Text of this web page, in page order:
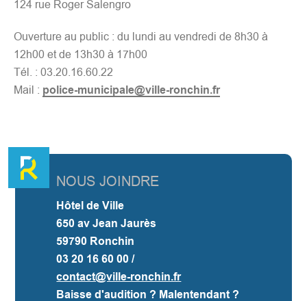
124 rue Roger Salengro
Ouverture au public : du lundi au vendredi de 8h30 à
12h00 et de 13h30 à 17h00
Tél. : 03.20.16.60.22
Mail : police-municipale@ville-ronchin.fr
NOUS JOINDRE
Hôtel de Ville
650 av Jean Jaurès
59790 Ronchin
03 20 16 60 00 /
contact@ville-ronchin.fr
Baisse d'audition ? Malentendant ?